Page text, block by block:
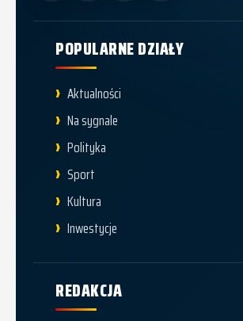
POPULARNE DZIAŁY
Aktualności
Na sygnale
Polityka
Sport
Kultura
Inwestycje
REDAKCJA